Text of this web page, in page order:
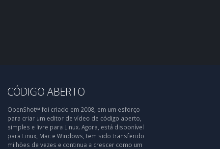
CÓDIGO ABERTO
OpenShot™ foi criado em 2008, em um esforço
para criar um editor de vídeo de código aberto,
simples e livre para Linux. Agora, está disponível
para Linux, Mac e Windows, tem sido transferido
milhões de vezes e continua a crescer como um